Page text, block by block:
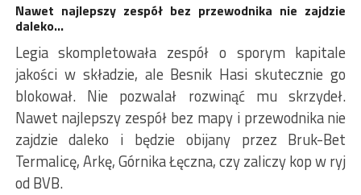
Nawet najlepszy zespół bez przewodnika nie zajdzie
daleko…
Legia skompletowała zespół o sporym kapitale
jakości w składzie, ale Besnik Hasi skutecznie go
blokował. Nie pozwalał rozwinąć mu skrzydeł.
Nawet najlepszy zespół bez mapy i przewodnika nie
zajdzie daleko i będzie obijany przez Bruk-Bet
Termalicę, Arkę, Górnika Łęczna, czy zaliczy kop w ryj
od BVB.